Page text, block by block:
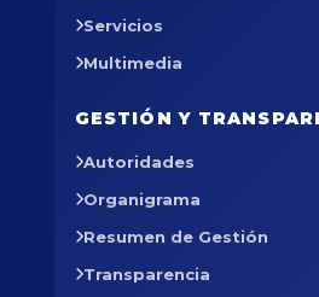
Servicios
Multimedia
GESTIÓN Y
Autoridades
Organigrama
Resumen de Gestión
Transparencia